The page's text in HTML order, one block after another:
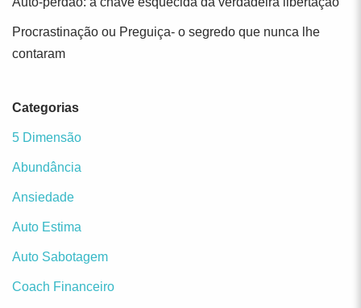
Procrastinação ou Preguiça- o segredo que nunca lhe
contaram
Categorias
5 Dimensão
Abundância
Ansiedade
Auto Estima
Auto Sabotagem
Coach Financeiro